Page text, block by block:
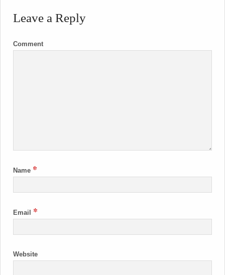
Leave a Reply
Comment
Name *
Email *
Website